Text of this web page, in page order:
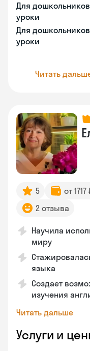
Для
уроки
Для
уроки
Читать
5 от
2 отзыва
Научила
миру
языка
Создает
изучения
Читать дальше
Услуги и